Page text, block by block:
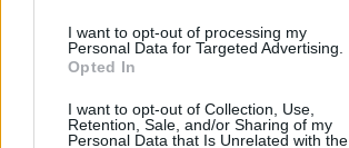
I want to opt-out of processing my
Personal Data for Targeted Advertising.
Opted In
I want to opt-out of Collection, Use,
Retention, Sale, and/or Sharing of my
Personal Data that Is Unrelated with the